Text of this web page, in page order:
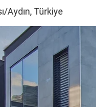
Aydın, Türkiye